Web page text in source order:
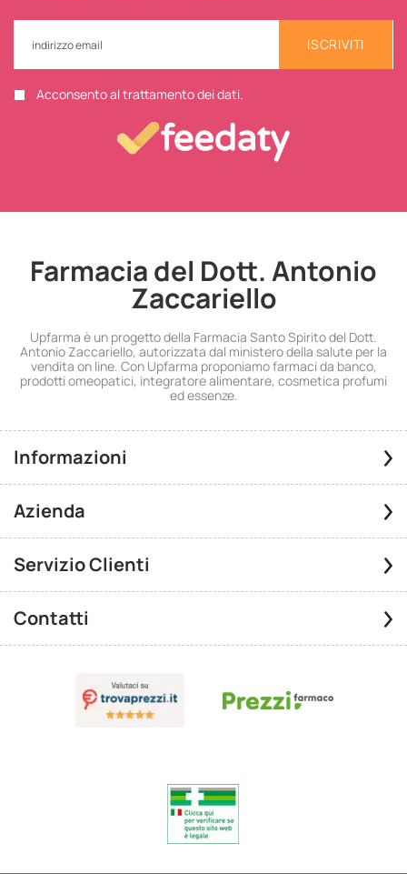
ISCRIVITI
Acconsento al trattamento dei dati.
Farmacia del Dott. Antonio
Zaccariello
Upfarma è un progetto della Farmacia Santo Spirito del Dott.
Antonio Zaccariello, autorizzata dal ministero della salute per la
vendita on line. Con Upfarma proponiamo farmaci da banco,
prodotti omeopatici, integratore alimentare, cosmetica profumi
ed essenze.
Informazioni
Azienda
Servizio Clienti
Contatti